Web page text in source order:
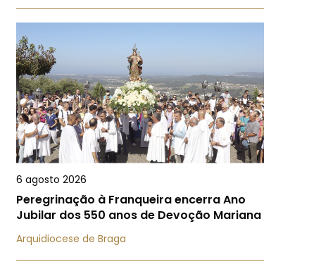
6 agosto 2026
Peregrinação à Franqueira encerra Ano
Jubilar dos 550 anos de Devoção Mariana
Arquidiocese de Braga